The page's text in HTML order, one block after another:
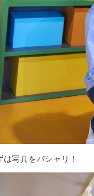
は写真をパシャリ！